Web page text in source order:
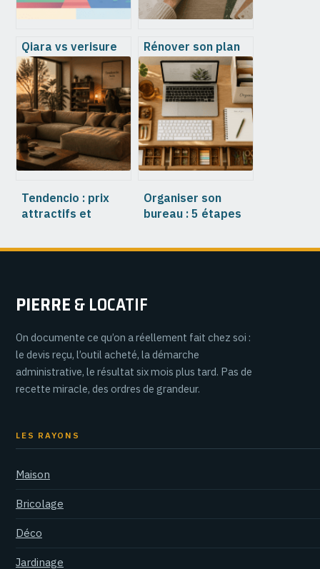
Qiara vs verisure
quelle alarme
choisir pour
protéger votre
maison
Rénover son plan
de travail : 4
solutions pour
transformer sa
cuisine sans
travaux lourds
Tendencio : prix
attractifs et
que vaut
Organiser son
bureau : 5 étapes
de productivité au
PIERRE& LOCATIF
On documente ce qu’on a réellement fait chez soi :
le devis reçu, l’outil acheté, la démarche
administrative, le résultat six mois plus tard. Pas de
recette miracle, des ordres de grandeur.
LES RAYONS
Maison
Bricolage
Déco
Jardinage